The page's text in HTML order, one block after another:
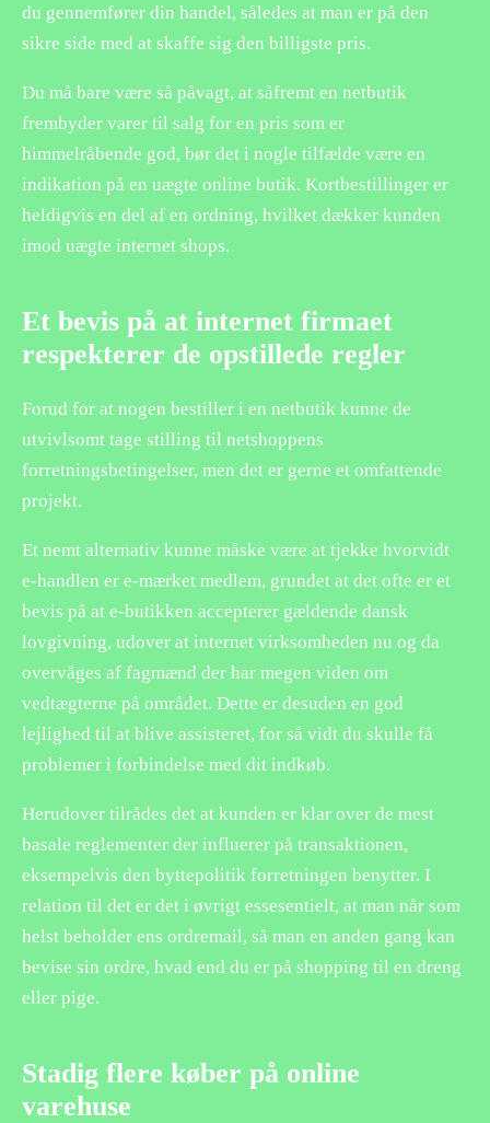
du gennemfører din handel, således at man er på den
sikre side med at skaffe sig den billigste pris.
Du må bare være så påvagt, at såfremt en netbutik
frembyder varer til salg for en pris som er
himmelråbende god, bør det i nogle tilfælde være en
indikation på en uægte online butik. Kortbestillinger er
heldigvis en del af en ordning, hvilket dækker kunden
imod uægte internet shops.
Et bevis på at internet firmaet
respekterer de opstillede regler
Forud for at nogen bestiller i en netbutik kunne de
utvivlsomt tage stilling til netshoppens
forretningsbetingelser, men det er gerne et omfattende
projekt.
Et nemt alternativ kunne måske være at tjekke hvorvidt
e-handlen er e-mærket medlem, grundet at det ofte er et
bevis på at e-butikken accepterer gældende dansk
lovgivning, udover at internet virksomheden nu og da
overvåges af fagmænd der har megen viden om
vedtægterne på området. Dette er desuden en god
lejlighed til at blive assisteret, for så vidt du skulle få
problemer i forbindelse med dit indkøb.
Herudover tilrådes det at kunden er klar over de mest
basale reglementer der influerer på transaktionen,
eksempelvis den byttepolitik forretningen benytter. I
relation til det er det i øvrigt essesentielt, at man når som
helst beholder ens ordremail, så man en anden gang kan
bevise sin ordre, hvad end du er på shopping til en dreng
eller pige.
Stadig flere køber på online
varehuse